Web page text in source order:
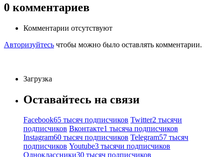
0 комментариев
Комментарии отсутствуют
Авторизуйтесь чтобы можно было оставлять комментарии.
Загрузка
Оставайтесь на связи
Facebook65 тысяч подписчиков Twitter2 тысячи
подписчиков Вконтакте1 тысяча подписчиков
Instagram60 тысяч подписчиков Telegram57 тысяч
подписчиков Youtube3 тысячи подписчиков
Одноклассники30 тысяч подписчиков